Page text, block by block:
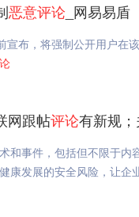
恶意评论 _网易易盾
宣布，将强制公开用户在
网跟帖评论有新规
和事件，包括但不限于
康发展的安全风险，让